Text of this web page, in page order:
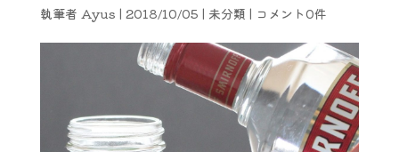
執筆者 Ayus | 2018/10/05 | 未分類 | コメント0件